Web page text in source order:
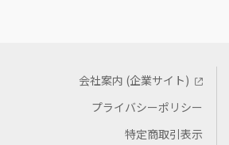
会社案内 (企業サイト)
プライバシーポリシー
特定商取引表示